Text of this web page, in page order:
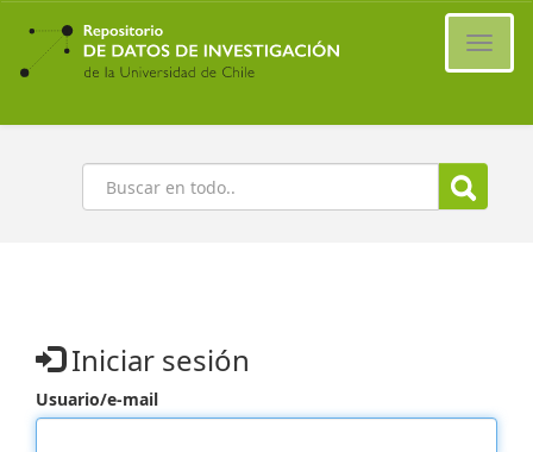
Ir
contenido
principal
Buscar
Iniciar sesión
Usuario/e-mail